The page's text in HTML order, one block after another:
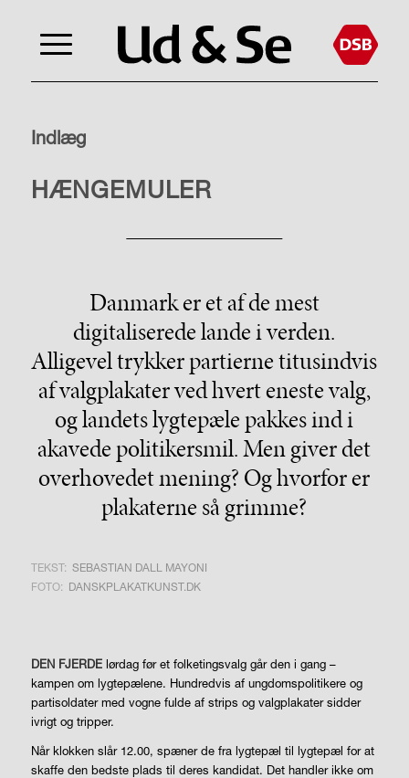
Indlæg
SAMFUND
HÆNGEMULER
Danmark er et af de mest
digitaliserede lande i verden.
Alligevel trykker partierne titusindvis
af valgplakater ved hvert eneste valg,
og landets lygtepæle pakkes ind i
akavede politikersmil. Men giver det
overhovedet mening? Og hvorfor er
plakaterne så grimme?
TEKST: SEBASTIAN DALL MAYONI
FOTO: DANSKPLAKATKUNST.DK
DEN FJERDElørdag før et folketingsvalg går den i gang –
kampen om lygtepælene. Hundredvis af ungdomspolitikere og
partisoldater med vogne fulde af strips og valgplakater sidder
ivrigt og tripper.
Når klokken slår 12.00, spæner de fra lygtepæl til lygtepæl for at
skaffe den bedste plads til deres kandidat. Det handler ikke om